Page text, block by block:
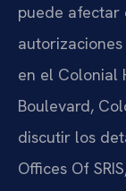
puede afectar
en el Colonial
Boulevard,
discutir los
Offices Of